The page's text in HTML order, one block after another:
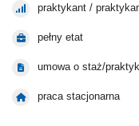
praktykant /
pełny etat
umowa o staż/
praca stacjonarna